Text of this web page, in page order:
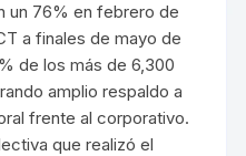
un 76% en febrero de
a finales de mayo de
de los más de 6,300
amplio respaldo a
frente al corporativo.
que realizó el